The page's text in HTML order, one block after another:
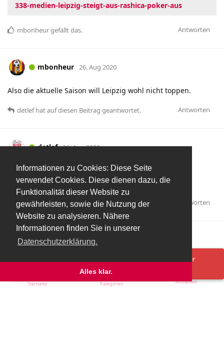
Informationen zu Cookies: Diese Seite
verwendet Cookies. Diese dienen dazu, die
Funktionalität dieser Website zu
gewährleisten, sowie die Nutzung der
Website zu analysieren. Nähere
Informationen finden Sie in unserer
Datenschutzerklärung.
Alles klar.
338-medien-leipzig-steigt-aus-rashica-poker-aus
Antworten
mbonheurgefällt das.
mbonheur 26. Aug 2020
Also die aktuelle Saison will Leipzig wohl nicht toppen.
Antworten
detlef hatauf diesen Beitrag geantwortet.
detlef 26. Aug 2020
mbonheur
das wäre sowieso sehr schwer.
Antworten
mbonheur hatauf diesen Beitrag geantwortet.
Mehr laden
Ups! Da ist was schief gelaufen. Bitte lade die Seite neu oder
Startseite Kategorien Anmelden